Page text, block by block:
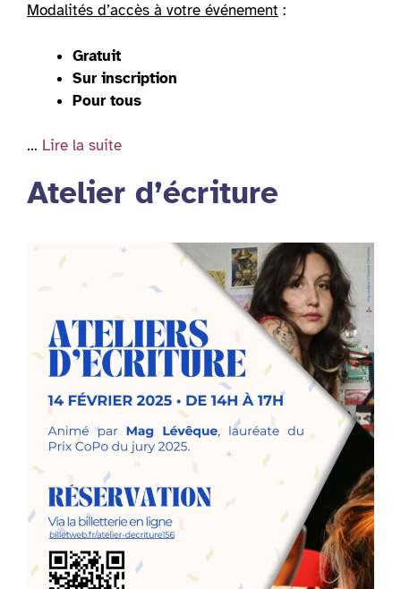
Modalités d’accès à votre événement :
Gratuit
Sur inscription
Pour tous
… Lire la suite
Atelier d’écriture